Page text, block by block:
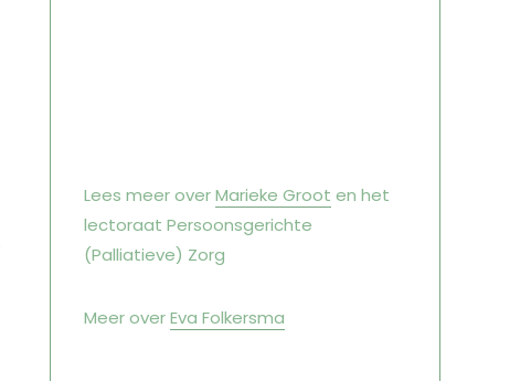
Lees meer overMarieke Groot en het
lectoraat Persoonsgerichte
(Palliatieve) Zorg
Meer overEva Folkersma